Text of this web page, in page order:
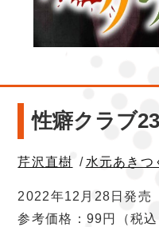
性癖クラブ23
芹沢直樹 / 水元あきつ
2022年12月28日発売
参考価格：99円
（税込